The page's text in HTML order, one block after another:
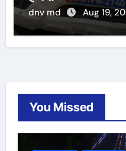
dnv md Aug 19,
You Missed